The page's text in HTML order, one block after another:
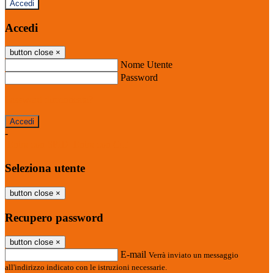
Accedi
Accedi
button close ×
Nome Utente
Password
-
Seleziona utente
button close ×
Recupero password
button close ×
E-mail Verrà inviato un messaggio
all'indirizzo indicato con le istruzioni necessarie.